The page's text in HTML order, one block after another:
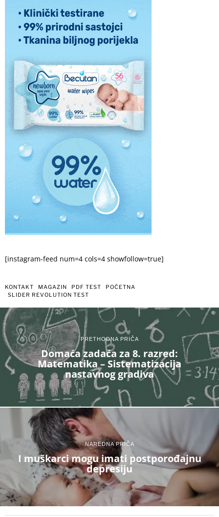
[instagram-feed num=4 cols=4 showfollow=true]
KONTAKT MAGAZIN PDF TEST
POČETNA
SLIDER REVOLUTION TEST
PRETHODNA PRIČA
Domaća zadaća za 8. razred:
Matematika – Sistematizacija
nastavnog gradiva
NAREDNA PRIČA
I muškarci mogu imati postporođajnu
depresiju